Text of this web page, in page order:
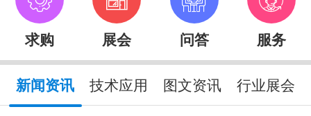
求购 展会 问答 服务
新闻资讯 技术应用 图文资讯 行业展会